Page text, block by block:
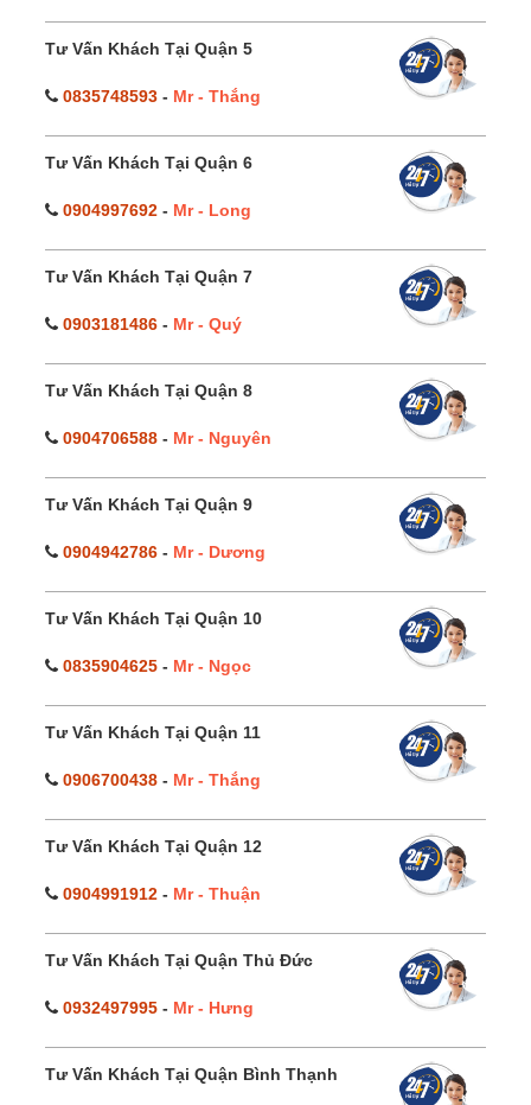
Tư Vấn Khách Tại Quận 5
0835748593 - Mr - Thắng
Tư Vấn Khách Tại Quận 6
0904997692 - Mr - Long
Tư Vấn Khách Tại Quận 7
0903181486 - Mr - Quý
Tư Vấn Khách Tại Quận 8
0904706588 - Mr - Nguyên
Tư Vấn Khách Tại Quận 9
0904942786 - Mr - Dương
Tư Vấn Khách Tại Quận 10
0835904625 - Mr - Ngọc
Tư Vấn Khách Tại Quận 11
0906700438 - Mr - Thắng
Tư Vấn Khách Tại Quận 12
0904991912 - Mr - Thuận
Tư Vấn Khách Tại Quận Thủ Đức
0932497995 - Mr - Hưng
Tư Vấn Khách Tại Quận Bình Thạnh